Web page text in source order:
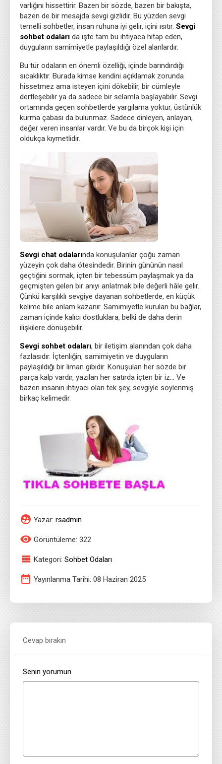
varlığını hissettirir. Bazen bir sözde, bazen bir bakışta,
bazen de bir mesajda sevgi gizlidir. Bu yüzden sevgi
temelli sohbetler, insan ruhuna iyi gelir, içini ısıtır. Sevgi
sohbet odaları da işte tam bu ihtiyaca hitap eden,
duyguların samimiyetle paylaşıldığı özel alanlardır.
Bu tür odaların en önemli özelliği, içinde barındırdığı
sıcaklıktır. Burada kimse kendini açıklamak zorunda
hissetmez ama isteyen içini dökebilir, bir cümleyle
dertleşebilir ya da sadece bir selamla başlayabilir. Sevgi
ortamında geçen sohbetlerde yargılama yoktur, üstünlük
kurma çabası da bulunmaz. Sadece dinleyen, anlayan,
değer veren insanlar vardır. Ve bu da birçok kişi için
oldukça kıymetlidir.
Sevgi chat odalarında konuşulanlar çoğu zaman
yüzeyin çok daha ötesindedir. Birinin gününün nasıl
geçtiğini sormak, içten bir tebessüm paylaşmak ya da
geçmişten gelen bir anıyı anlatmak bile değerli hâle gelir.
Çünkü karşılıklı sevgiye dayanan sohbetlerde, en küçük
kelime bile anlam kazanır. Samimiyetle kurulan bu bağlar,
zaman içinde kalıcı dostluklara, belki de daha derin
ilişkilere dönüşebilir.
Sevgi sohbet odaları, bir iletişim alanından çok daha
fazlasıdır. İçtenliğin, samimiyetin ve duyguların
paylaşıldığı bir liman gibidir. Konuşulan her sözde bir
parça kalp vardır, yazılan her satırda içten bir iz… Ve
bazen insanın ihtiyacı olan tek şey, sevgiyle söylenmiş
birkaç kelimedir.
Yazar: rsadmin
Görüntüleme: 322
Kategori: Sohbet Odaları
Yayınlanma Tarihi: 08 Haziran 2025
Cevap bırakın
Senin yorumun